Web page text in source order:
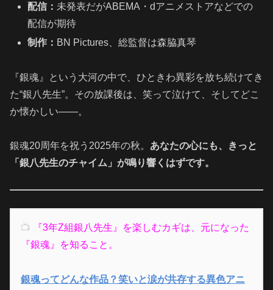
配信： 未発表だがABEMA・dアニメストアなどでの
配信が期待
制作： BN Pictures、総監督は森脇真琴
『銀魂』という大河の中で、ひときわ異彩を放ち続けてき
た“銀八先生”。その放課後は、笑って泣けて、そしてどこ
か懐かしい――。
銀魂20周年を祝う2025年の秋。 あなたの心にも、きっと
「銀八先生のチャイム」が鳴り響くはずです。
📺
『3年Z組銀八先生』を楽しむカギは、元になった
『銀魂』を知ること。
銀魂ってどんな作品？笑いと涙が共存する異色アニ